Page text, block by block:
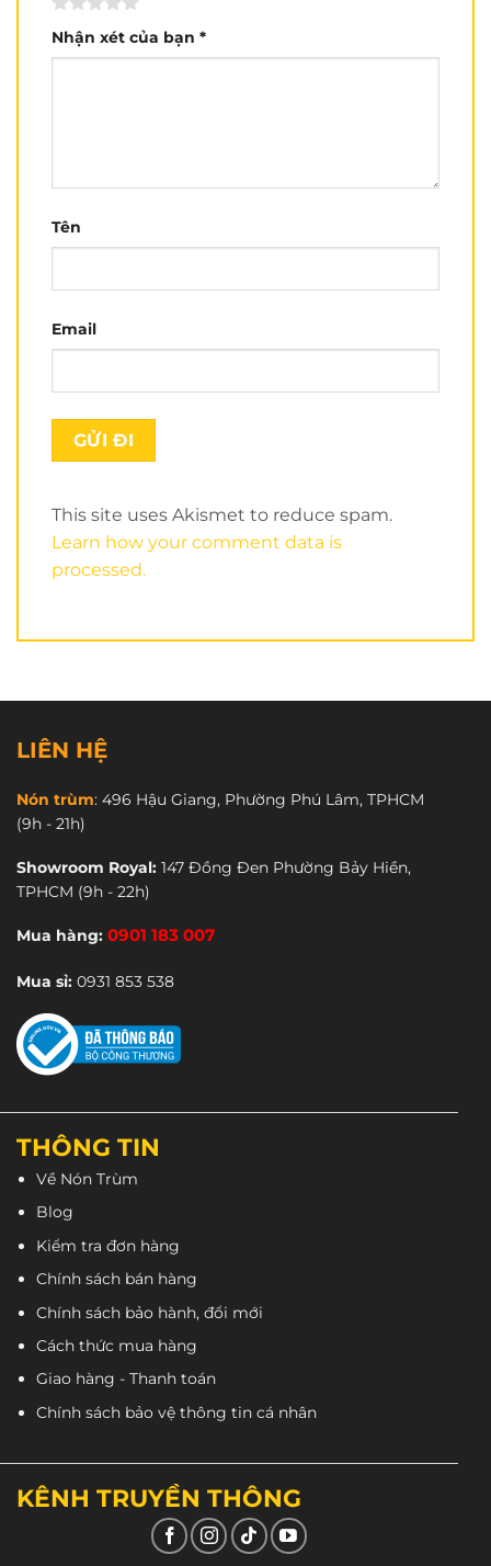
Điểm thu hút đầu tiên đó là form nón của
V4 đỏrất đẹp. Đường nét của form nhìn rất mạnh
Royal M136
sinh, giúp chống va đập mạnh vào nón.
Xốp của nón làm từ EPS giúp hấp thụ lực bảo vệ
đầu tốt hơn.
Nhận xét của bạn *
Tên
Email
This site uses Akismet to reduce spam.
Learn how your comment data is
processed.
LIÊN HỆ
Nón trùm: 496 Hậu Giang, Phường Phú Lâm, TPHCM
(9h - 21h)
Showroom Royal: 147 Đồng Đen Phường Bảy Hiền,
TPHCM (9h - 22h)
Mua hàng: 0901 183 007
Mua sỉ: 0931 853 538
THÔNG TIN
Về Nón Trùm
Blog
Kiểm tra đơn hàng
Chính sách bán hàng
Chính sách bảo hành, đổi mới
Cách thức mua hàng
Giao hàng - Thanh toán
Chính sách bảo vệ thông tin cá nhân
KÊNH TRUYỀN THÔNG